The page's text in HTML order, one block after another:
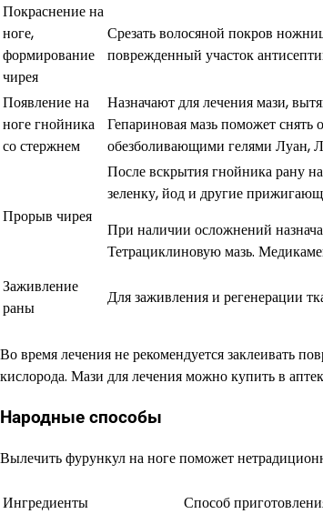
Покраснение на
ноге,
формирование
чирея
Срезать волосяной покров
поврежденный участок
Появление на
ноге гнойника
со стержнем
Назначают для лечения мази,
Гепариновая мазь поможет снять
обезболивающими гелями Луан,
Прорыв чирея
После вскрытия гнойника рану
зеленку, йод и другие
При наличии осложнений
Тетрациклиновую мазь.
Заживление
раны
Для заживления и регенерации
Во время лечения не рекомендуется заклеивать
кислорода. Мази для лечения можно купить в
Народные способы
Вылечить фурункул на ноге поможет
Ингредиенты Способ